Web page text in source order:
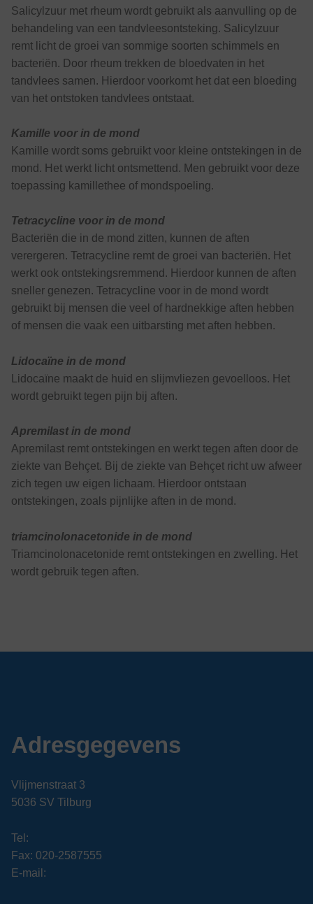
Salicylzuur met rheum wordt gebruikt als aanvulling op de
behandeling van een tandvleesontsteking. Salicylzuur
remt licht de groei van sommige soorten schimmels en
bacteriën. Door rheum trekken de bloedvaten in het
tandvlees samen. Hierdoor voorkomt het dat een bloeding
van het ontstoken tandvlees ontstaat.
Kamille voor in de mond
Kamille wordt soms gebruikt voor kleine ontstekingen in de
mond. Het werkt licht ontsmettend. Men gebruikt voor deze
toepassing kamillethee of mondspoeling.
Tetracycline voor in de mond
Bacteriën die in de mond zitten, kunnen de aften
verergeren. Tetracycline remt de groei van bacteriën. Het
werkt ook ontstekingsremmend. Hierdoor kunnen de aften
sneller genezen. Tetracycline voor in de mond wordt
gebruikt bij mensen die veel of hardnekkige aften hebben
of mensen die vaak een uitbarsting met aften hebben.
Lidocaïne in de mond
Lidocaïne maakt de huid en slijmvliezen gevoelloos. Het
wordt gebruikt tegen pijn bij aften.
Apremilast in de mond
Apremilast remt ontstekingen en werkt tegen aften door de
ziekte van Behçet. Bij de ziekte van Behçet richt uw afweer
zich tegen uw eigen lichaam. Hierdoor ontstaan
ontstekingen, zoals pijnlijke aften in de mond.
triamcinolonacetonide in de mond
Triamcinolonacetonide remt ontstekingen en zwelling. Het
wordt gebruik tegen aften.
Adresgegevens
Vlijmenstraat 3
5036 SV Tilburg
Tel:
Fax: 020-2587555
E-mail: